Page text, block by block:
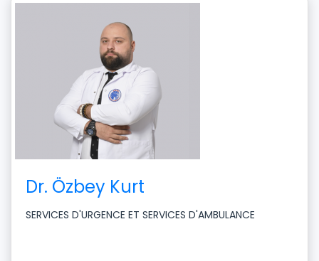
Dr. Özbey Kurt
SERVICES D'URGENCE ET SERVICES D'AMBULANCE